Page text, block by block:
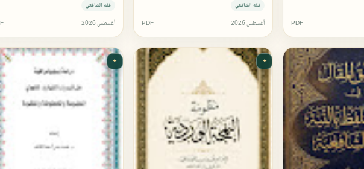
PDF
فقه الشافعي
أغسطس 2026 PDF
فقه الشافعي
أغسطس 2026
✦
✦